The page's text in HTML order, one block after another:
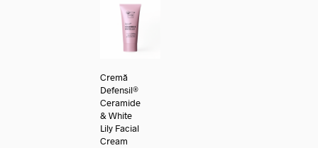
Cremă
Defensil®
Ceramide
& White
Lily Facial
Cream